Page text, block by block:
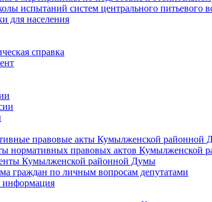
испытаний систем центрального питьевого
для населения
справка
правовые акты Кумылженской районной
нормативных правовых актов Кумылженской
Кумылженской районной Думы
граждан по личным вопросам депутатами